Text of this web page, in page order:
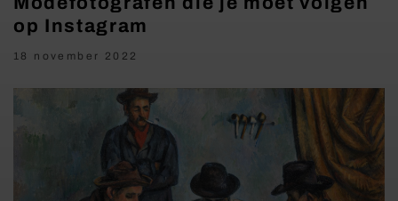
op Instagram
18 november 2022